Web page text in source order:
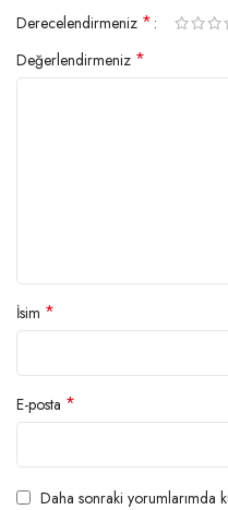
Derecelendirmeniz *
Değerlendirmeniz *
İsim *
E-posta *
Daha sonraki yorumlarımda